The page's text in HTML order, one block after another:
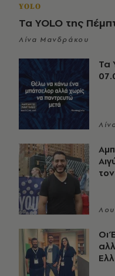
YOLO
Τα YOLO της
Λίνα Μανδράκου
Τα
Οι